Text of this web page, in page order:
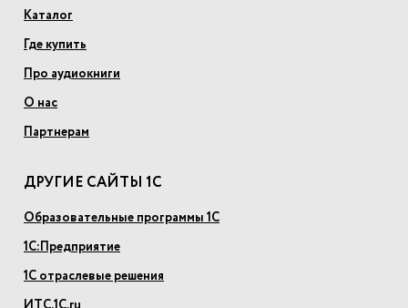
Каталог
Где купить
Про аудиокниги
О нас
Партнерам
ДРУГИЕ САЙТЫ 1С
Образовательные программы 1С
1С:Предприятие
1С отраслевые решения